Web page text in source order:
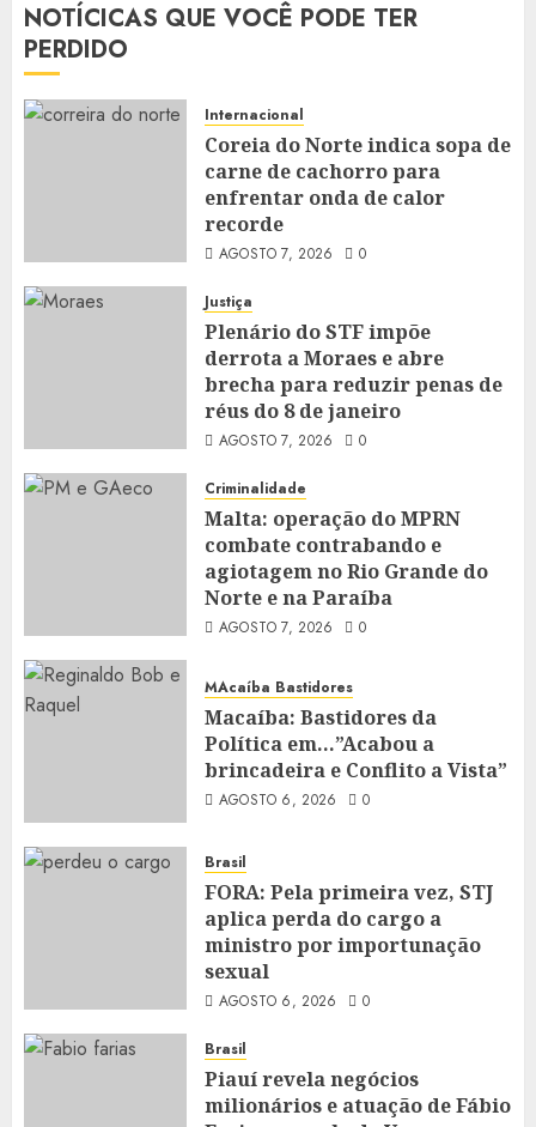
NOTÍCICAS QUE VOCÊ PODE TER
PERDIDO
Internacional
Coreia do Norte indica sopa de
carne de cachorro para
enfrentar onda de calor
recorde
AGOSTO 7, 2026 0
Justiça
Plenário do STF impõe
derrota a Moraes e abre
brecha para reduzir penas de
réus do 8 de janeiro
AGOSTO 7, 2026 0
Criminalidade
Malta: operação do MPRN
combate contrabando e
agiotagem no Rio Grande do
Norte e na Paraíba
AGOSTO 7, 2026 0
MAcaíba Bastidores
Macaíba: Bastidores da
Política em…”Acabou a
brincadeira e Conflito a Vista”
AGOSTO 6, 2026 0
Brasil
FORA: Pela primeira vez, STJ
aplica perda do cargo a
ministro por importunação
sexual
AGOSTO 6, 2026 0
Brasil
Piauí revela negócios
milionários e atuação de Fábio